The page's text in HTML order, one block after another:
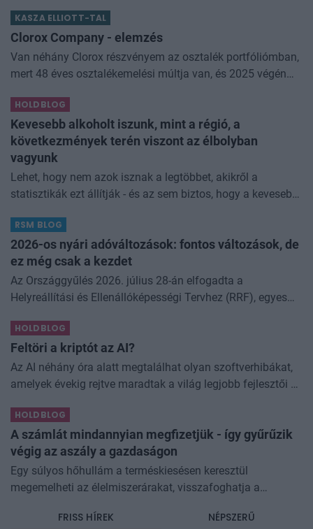
némi kellemetlenséggel is járnak. Az
KASZA ELLIOTT-TAL
Clorox Company - elemzés
Van néhány Clorox részvényem az osztalék portfóliómban,
mert 48 éves osztalékemelési múltja van, és 2025 végén
dividend king-et. Azt
HOLDBLOG
Kevesebb alkoholt iszunk, mint a régió, a
következmények terén viszont az élbolyban
vagyunk
Lehet, hogy nem azok isznak a legtöbbet, akikről a
statisztikák ezt állítják - és az sem biztos, hogy a kevesebb
Kevesebb alkoholt iszunk
RSM BLOG
2026-os nyári adóváltozások: fontos változások, de
ez még csak a kezdet
Az Országgyűlés 2026. július 28-án elfogadta a
Helyreállítási és Ellenállóképességi Tervhez (RRF), egyes
kapcsolódó adóintézkedésekről, v
HOLDBLOG
Feltöri a kriptót az AI?
Az AI néhány óra alatt megtalálhat olyan szoftverhibákat,
amelyek évekig rejtve maradtak a világ legjobb fejlesztői és
különösen nagy...
HOLDBLOG
A számlát mindannyian megfizetjük - így gyűrűzik
végig az aszály a gazdaságon
Egy súlyos hőhullám a terméskiesésen keresztül
megemelheti az élelmiszerárakat, visszafoghatja a
még az állam finanszírozását is m
FRISS HÍREK NÉPSZERŰ